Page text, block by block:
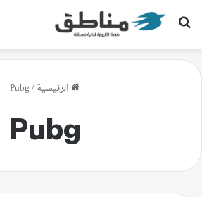
بحث عن
الرئيسية/
Pubg
Pubg